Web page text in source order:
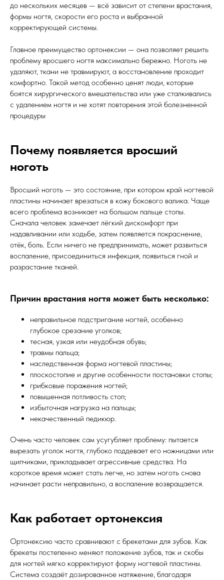
до нескольких месяцев — всё зависит от степени врастания,
формы ногтя, скорости его роста и выбранной
корректирующей системы.
Главное преимущество ортонексии — она позволяет решить
проблему вросшего ногтя максимально бережно. Ноготь не
удаляют, ткани не травмируют, а восстановление проходит
комфортно. Такой метод особенно ценят люди, которые
боятся хирургического вмешательства или уже сталкивались
с удалением ногтя и не хотят повторения этой болезненной
процедуры
Почему появляется вросший
ноготь
Вросший ноготь — это состояние, при котором край ногтевой
пластины начинает врезаться в кожу бокового валика. Чаще
всего проблема возникает на большом пальце стопы.
Сначала человек замечает лёгкий дискомфорт при
надавливании или ходьбе, затем появляется покраснение,
отёк, боль. Если ничего не предпринимать, может развиться
воспаление, присоединиться инфекция, появиться гной и
разрастание тканей.
Причин врастания ногтя может быть несколько:
неправильное подстригание ногтей, особенно
глубокое срезание уголков;
теcная, узкая или неудобная обувь;
травмы пальца;
наследственная форма ногтевой пластины;
плоскостопие и другие особенности постановки стопы;
грибковые поражения ногтей;
повышенная потливость стоп;
избыточная нагрузка на пальцы;
некачественный педикюр.
Очень часто человек сам усугубляет проблему: пытается
вырезать уголок ногтя, глубоко поддевает его ножницами или
щипчиками, прикладывает агрессивные средства. На
короткое время может стать легче, но затем ноготь снова
начинает расти неправильно, а воспаление возвращается.
Как работает ортонексия
Ортонексию часто сравнивают с брекетами для зубов. Как
брекеты постепенно меняют положение зубов, так и скобы
для ногтей мягко корректируют форму ногтевой пластины.
Система создаёт дозированное натяжение, благодаря